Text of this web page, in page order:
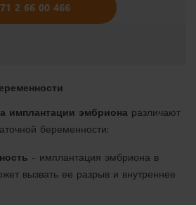
2 66 00 466
имплантации эмбриона различают
беременности:
- имплантация эмбриона в
вызвать ее разрыв и внутреннее